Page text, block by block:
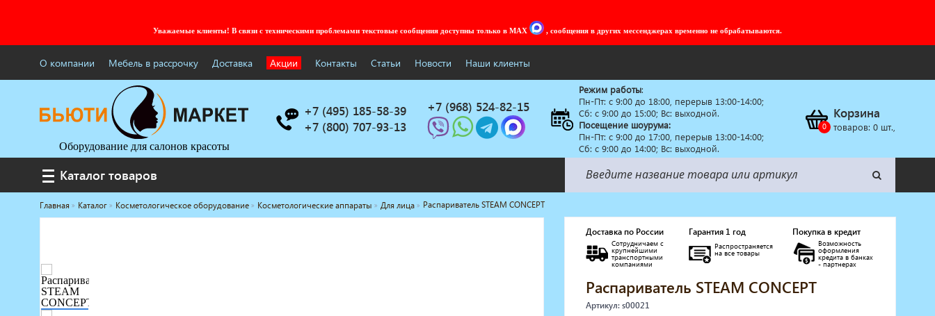
Уважаемые клиенты! В связи с техническими проблемами текстовые сообщения доступны только в MAX , сообщения в других мессенджерах временно не обрабатываются.
О компании Мебель в рассрочку Доставка Акции Контакты Статьи Новости Наши клиенты
Оборудование для салонов красоты
+7 (495) 185-58-39
+7 (800) 707-93-13
+7 (968) 524-82-15
Режим работы:
Пн-Пт: c 9:00 до 18:00, перерыв 13:00-14:00;
Сб: с 9:00 до 15:00; Вс: выходной.
Посещение шоурума:
Пн-Пт: c 9:00 до 17:00, перерыв 13:00-14:00;
Сб: с 9:00 до 14:00; Вс: выходной.
Корзина
товаров: 0шт.,
Каталог товаров
Каталог товаров
Услуги под ключ
удостоверением
Парикмахерское оборудование
Косметологическое оборудование
Солярии
Мебель в стиле Лофт
Доставка за один день
Главная Каталог Косметологическое оборудование Косметологические аппараты Для лица Распариватель STEAM CONCEPT
Доставка по России
Сотрудничаем с
крупнейшими
транспортными
компаниями
Гарантия 1 год
Распространяется
на все товары
Покупка в кредит
Возможность
оформления
кредита в банках
- партнерах
Распариватель STEAM CONCEPT
Артикул: s00021